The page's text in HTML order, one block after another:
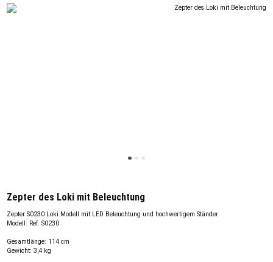
Zepter des Loki mit Beleuchtung
Zepter S0230 Loki Modell mit LED Beleuchtung und hochwertigem Ständer
Modell: Ref. S0230
Gesamtlänge: 114 cm
Gewicht: 3,4 kg